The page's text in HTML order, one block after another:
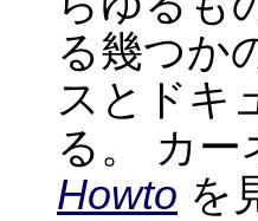
る幾つか
スとドキ
る。 カ
Howto を